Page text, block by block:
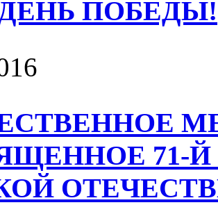
ДЕНЬ ПОБЕДЫ!
71-